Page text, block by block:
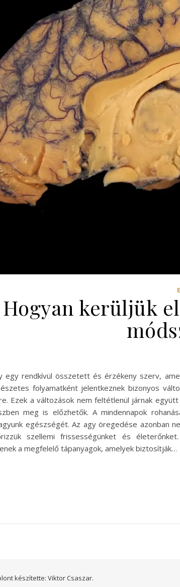
Hogyan kerüljük
egy rendkívül összetett és érzékeny szerv,
folyamatként jelentkeznek bizonyos
Ezek a változások nem feltétlenül járnak
meg is előzhetők. A mindennapok
egészségét. Az agy öregedése azonban
szellemi frissességünket és
a megfelelő tápanyagok, amelyek biztosítják…
készítette: Viktor Csaszar.